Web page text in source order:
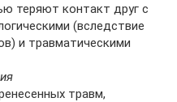
теряют контакт друг с
(вследствие
и травматическими
травм,